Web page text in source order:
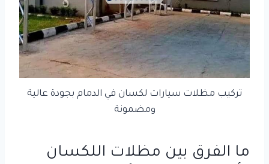
تركيب مظلات سيارات لكسان في الدمام بجودة عالية
ومضمونة
ما الفرق بين مظلات اللكسان